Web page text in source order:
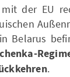
der EU
Belarus
.